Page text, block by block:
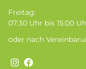
Freitag:
07:30 Uhr bis 15:00
oder nach